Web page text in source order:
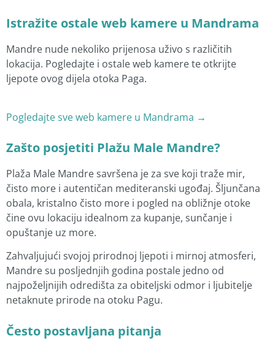
Istražite ostale web kamere u Mandrama
Mandre nude nekoliko prijenosa uživo s različitih
lokacija. Pogledajte i ostale web kamere te otkrijte
ljepote ovog dijela otoka Paga.
Pogledajte sve web kamere u Mandrama →
Zašto posjetiti Plažu Male Mandre?
Plaža Male Mandre savršena je za sve koji traže mir,
čisto more i autentičan mediteranski ugođaj. Šljunčana
obala, kristalno čisto more i pogled na obližnje otoke
čine ovu lokaciju idealnom za kupanje, sunčanje i
opuštanje uz more.
Zahvaljujući svojoj prirodnoj ljepoti i mirnoj atmosferi,
Mandre su posljednjih godina postale jedno od
najpoželjnijih odredišta za obiteljski odmor i ljubitelje
netaknute prirode na otoku Pagu.
Često postavljana pitanja